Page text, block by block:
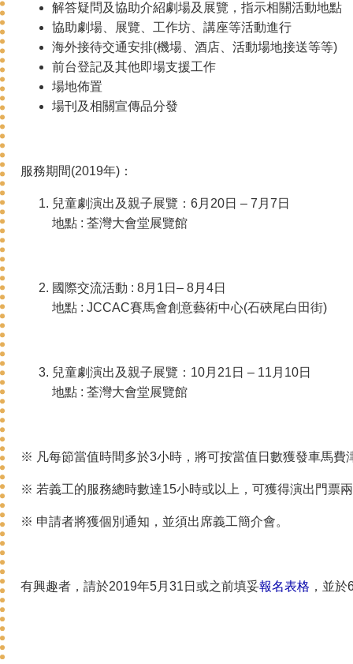
解答疑問及協助介紹劇場及展覽，指示相關活動地點
協助劇場、展覽、工作坊、講座等活動進行
海外接待交通安排(機場、酒店、活動場地接送等等)
前台登記及其他即場支援工作
場地佈置
場刊及相關宣傳品分發
服務期間(2019年)：
兒童劇演出及親子展覽：6月20日 – 7月7日
地點 : 荃灣大會堂展覽館
國際交流活動 : 8月1日– 8月4日
地點 : JCCAC賽馬會創意藝術中心(石硤尾白田街)
兒童劇演出及親子展覽：10月21日 – 11月10日
地點 : 荃灣大會堂展覽館
※ 凡每節當值時間多於3小時，將可按當值日數獲發車馬費
※ 若義工的服務總時數達15小時或以上，可獲得演出門票
※ 申請者將獲個別通知，並須出席義工簡介會。
有興趣者，請於2019年5月31日或之前填妥報名表格 ，並